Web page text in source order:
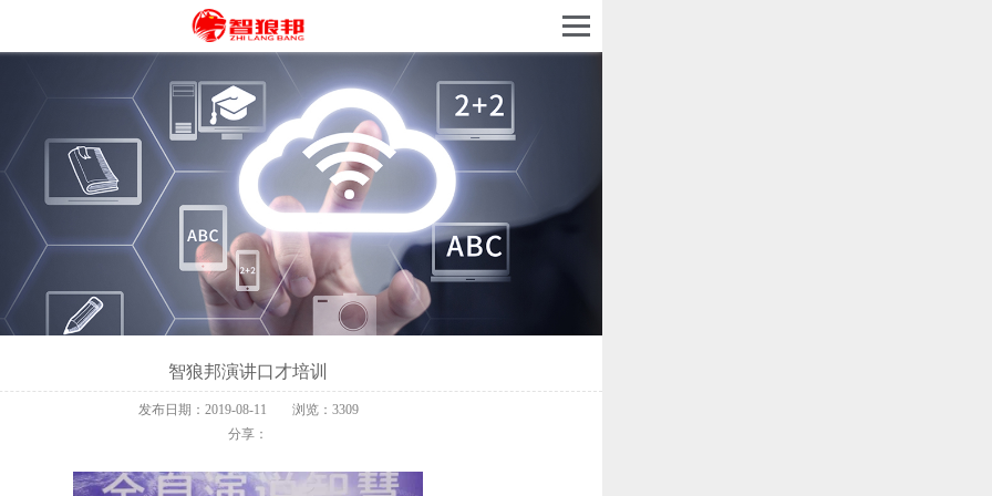
智狼邦演讲口才培训
发布日期：2019-08-11
浏览：3309
分享：